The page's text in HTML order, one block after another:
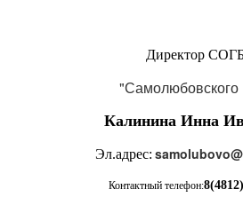
Директор
Калинина Инна
Эл.адрес:
Контактный телефон: